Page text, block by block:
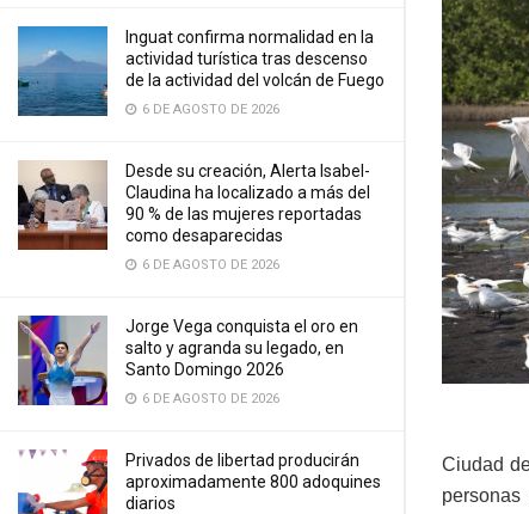
Inguat confirma normalidad en la
actividad turística tras descenso
de la actividad del volcán de Fuego
6 DE AGOSTO DE 2026
Desde su creación, Alerta Isabel-
Claudina ha localizado a más del
90 % de las mujeres reportadas
como desaparecidas
6 DE AGOSTO DE 2026
Jorge Vega conquista el oro en
salto y agranda su legado, en
Santo Domingo 2026
6 DE AGOSTO DE 2026
Privados de libertad producirán
aproximadamente 800 adoquines
diarios
Ciudad